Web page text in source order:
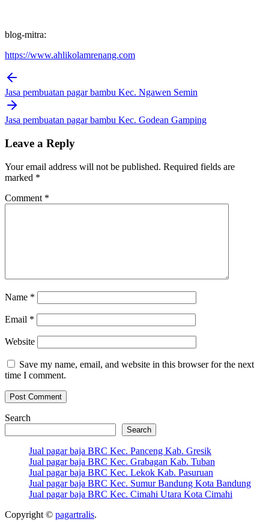
blog-mitra:
https://www.ahlikolamrenang.com
Post
navigation
Jasa pembuatan pagar bambu Kec. Ngawen Semin
Jasa pembuatan pagar bambu Kec. Godean Gamping
Leave a Reply
Your email address will not be published. Required fields are
marked *
Comment *
Name *
Email *
Website
Save my name, email, and website in this browser for the next
time I comment.
Search
Search
Jual pagar baja BRC Kec. Panceng Kab. Gresik
Jual pagar baja BRC Kec. Grabagan Kab. Tuban
Jual pagar baja BRC Kec. Lekok Kab. Pasuruan
Jual pagar baja BRC Kec. Sumur Bandung Kota Bandung
Jual pagar baja BRC Kec. Cimahi Utara Kota Cimahi
Copyright © pagartralis.